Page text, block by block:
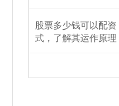
股票多少钱可以配
式，了解其运作原理